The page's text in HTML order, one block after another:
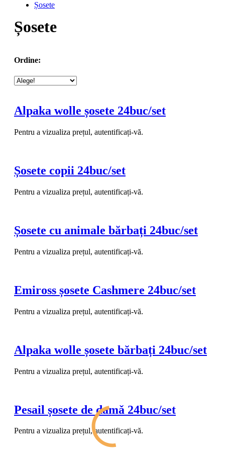
Șosete
Șosete
Ordine:
Alpaka wolle șosete 24buc/set
Pentru a vizualiza prețul, autentificați-vă.
Șosete copii 24buc/set
Pentru a vizualiza prețul, autentificați-vă.
Șosete cu animale bărbați 24buc/set
Pentru a vizualiza prețul, autentificați-vă.
Emiross șosete Cashmere 24buc/set
Pentru a vizualiza prețul, autentificați-vă.
Alpaka wolle șosete bărbați 24buc/set
Pentru a vizualiza prețul, autentificați-vă.
Pesail șosete de damǎ 24buc/set
Pentru a vizualiza prețul, autentificați-vă.